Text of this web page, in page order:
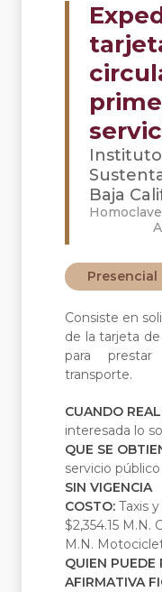
Baja
Presencial
Consiste en
de la tarjeta
para
transporte.
CUANDO
interesada lo
QUE SE
servicio
SIN VIGENCIA
COSTO: Taxis
$2,354.15 M.N.
M.N.
QUIEN PUEDE
AFIRMATIVA